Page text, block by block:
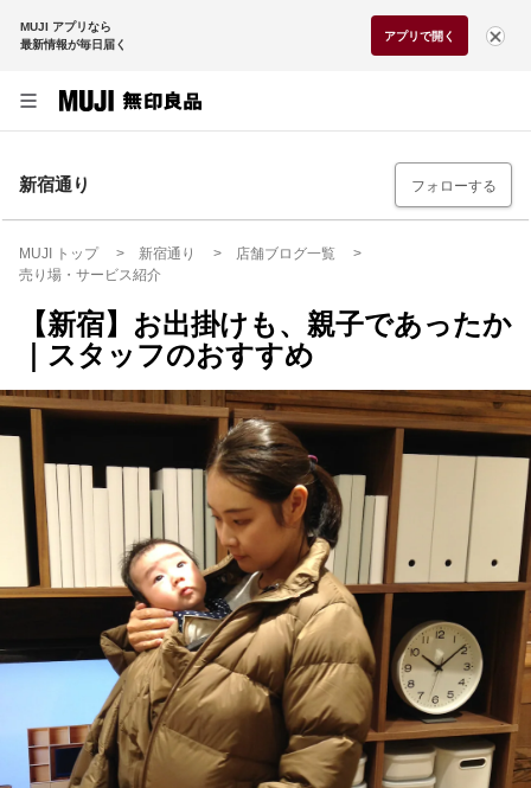
MUJI アプリなら
最新情報が毎日届く
アプリで開く
新宿通り フォローする
MUJI トップ 新宿通り
店舗ブログ一覧
売り場・サービス紹介
【新宿】お出掛けも、親子であったか
｜スタッフのおすすめ